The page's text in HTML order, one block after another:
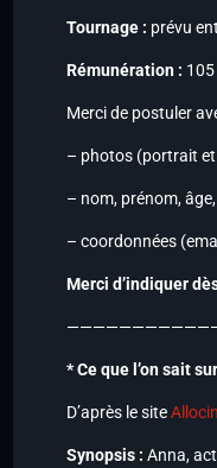
Tournage : prévu
Rémunération :
Merci de postuler
– photos (portrait et
– nom, prénom,
– coordonnées
Merci d’indiquer
* Ce que l’on sait
D’après le site
Synopsis : Anna,